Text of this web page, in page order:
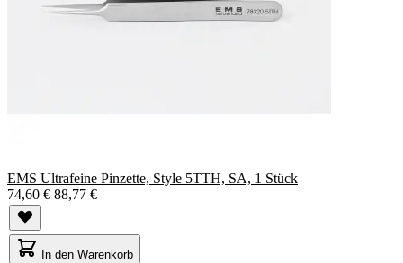
EMS Ultrafeine Pinzette, Style 5TTH, SA, 1 Stück
74,60 € 88,77 €
In den Warenkorb